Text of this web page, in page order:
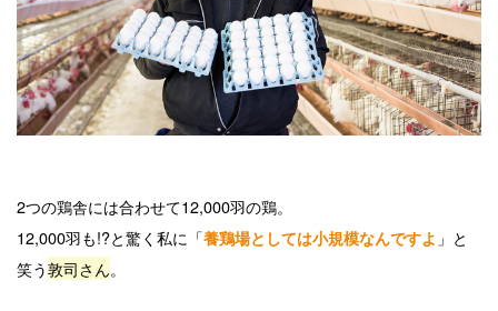
2つの鶏舎には合わせて12,000羽の鶏。
12,000羽も!?と驚く私に「養鶏場としては小規模なんですよ 」と
笑う敦司さん。